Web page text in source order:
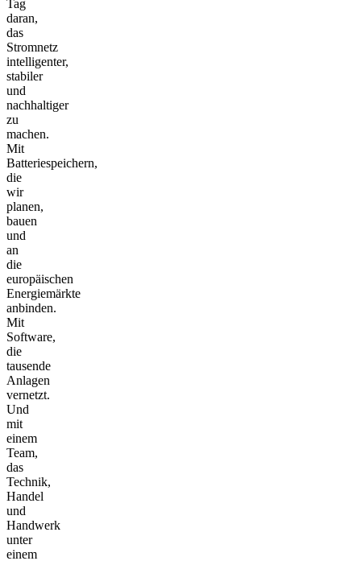
Tag
daran,
das
Stromnetz
intelligenter,
stabiler
und
nachhaltiger
zu
machen.
Mit
Batteriespeichern,
die
wir
planen,
bauen
und
an
die
europäischen
Energiemärkte
anbinden.
Mit
Software,
die
tausende
Anlagen
vernetzt.
Und
mit
einem
Team,
das
Technik,
Handel
und
Handwerk
unter
einem